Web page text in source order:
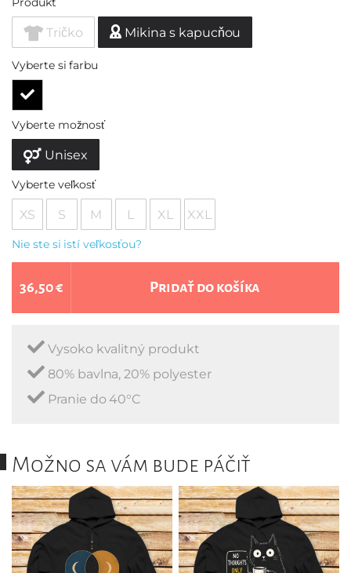
Tričko Mikina s kapucňou
Vyberte si farbu
Vyberte možnosť
Unisex
Vyberte veľkosť
XS S M L XL XXL
Nie ste si istí veľkosťou?
36,50 € Pridať do košíka
Vysoko kvalitný produkt
80% bavlna, 20% polyester
Pranie do 40°C
Možno sa vám bude páčiť